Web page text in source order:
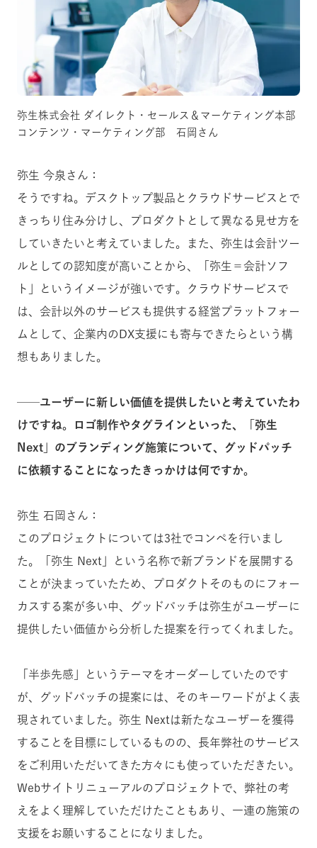
弥生株式会社 ダイレクト・セールス＆マーケティング本部
コンテンツ・マーケティング部 石岡さん
弥生 今泉さん：
そうですね。デスクトップ製品とクラウドサービスとで
きっちり住み分けし、プロダクトとして異なる見せ方を
していきたいと考えていました。また、弥生は会計ツー
ルとしての認知度が高いことから、「弥生＝会計ソフ
ト」というイメージが強いです。クラウドサービスで
は、会計以外のサービスも提供する経営プラットフォー
ムとして、企業内のDX支援にも寄与できたらという構
想もありました。
──ユーザーに新しい価値を提供したいと考えていたわ
けですね。ロゴ制作やタグラインといった、「弥生
Next」のブランディング施策について、グッドパッチ
に依頼することになったきっかけは何ですか。
弥生 石岡さん：
このプロジェクトについては3社でコンペを行いまし
た。「弥生 Next」という名称で新ブランドを展開する
ことが決まっていたため、プロダクトそのものにフォー
カスする案が多い中、グッドパッチは弥生がユーザーに
提供したい価値から分析した提案を行ってくれました。
「半歩先感」というテーマをオーダーしていたのです
が、グッドパッチの提案には、そのキーワードがよく表
現されていました。弥生 Nextは新たなユーザーを獲得
することを目標にしているものの、長年弊社のサービス
をご利用いただいてきた方々にも使っていただきたい。
Webサイトリニューアルのプロジェクトで、弊社の考
えをよく理解していただけたこともあり、一連の施策の
支援をお願いすることになりました。